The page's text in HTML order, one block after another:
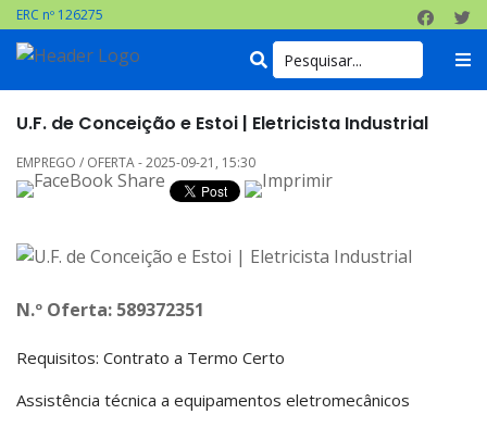
ERC nº 126275
U.F. de Conceição e Estoi | Eletricista Industrial
EMPREGO / OFERTA - 2025-09-21, 15:30
N.º Oferta: 589372351
Requisitos: Contrato a Termo Certo
Assistência técnica a equipamentos eletromecânicos